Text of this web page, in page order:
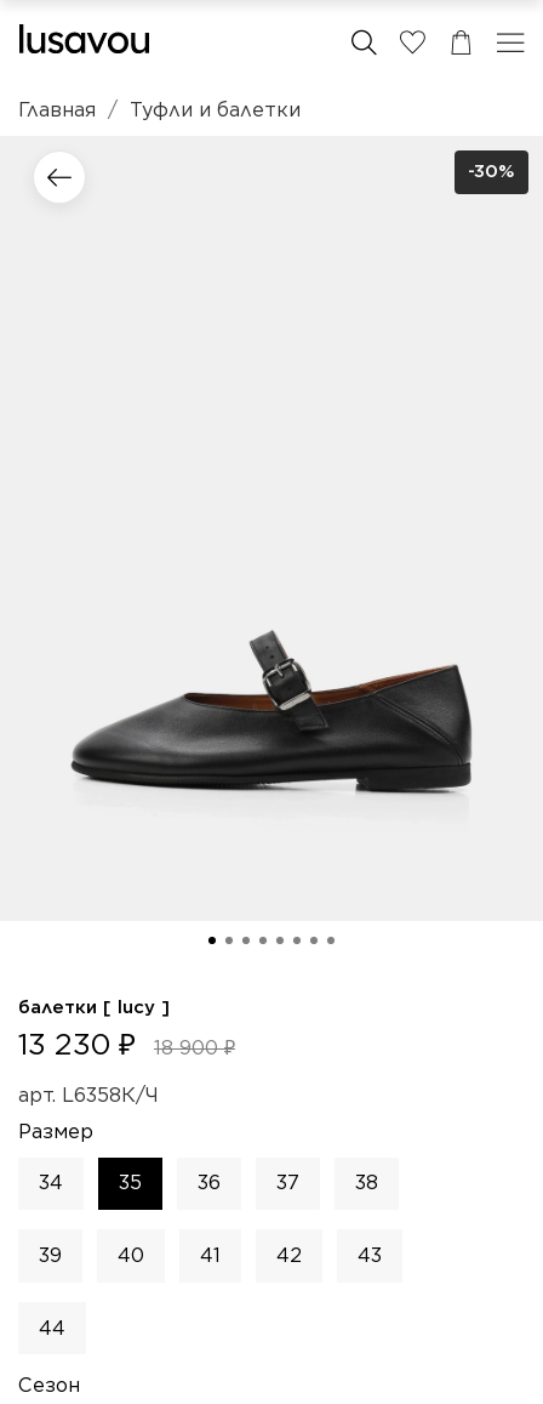
Главная Туфли и балетки
-30%
арт. L6358К/Ч
балетки [ lucy ]
13 230 ₽ 18 900 ₽
Размер
34 35 36 37 38
39 40 41 42 43
44
Сезон